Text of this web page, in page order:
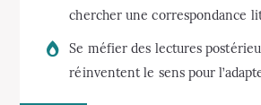
chercher une correspondance
Se méfier des lectures
réinventent le sens pour